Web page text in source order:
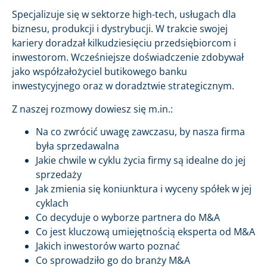
Specjalizuje się w sektorze high-tech, usługach dla
biznesu, produkcji i dystrybucji. W trakcie swojej
kariery doradzał kilkudziesięciu przedsiębiorcom i
inwestorom. Wcześniejsze doświadczenie zdobywał
jako współzałożyciel butikowego banku
inwestycyjnego oraz w doradztwie strategicznym.
Z naszej rozmowy dowiesz się m.in.:
Na co zwrócić uwagę zawczasu, by nasza firma
była sprzedawalna
Jakie chwile w cyklu życia firmy są idealne do jej
sprzedaży
Jak zmienia się koniunktura i wyceny spółek w jej
cyklach
Co decyduje o wyborze partnera do M&A
Co jest kluczową umiejętnością eksperta od M&A
Jakich inwestorów warto poznać
Co sprowadziło go do branży M&A